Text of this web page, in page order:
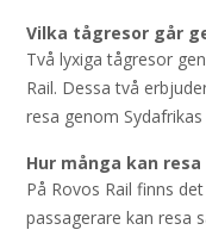
Vilka tågresor går
Två lyxiga tågresor
Rail. Dessa två
resa genom
Hur många kan resa
På Rovos Rail finns
passagerare kan resa